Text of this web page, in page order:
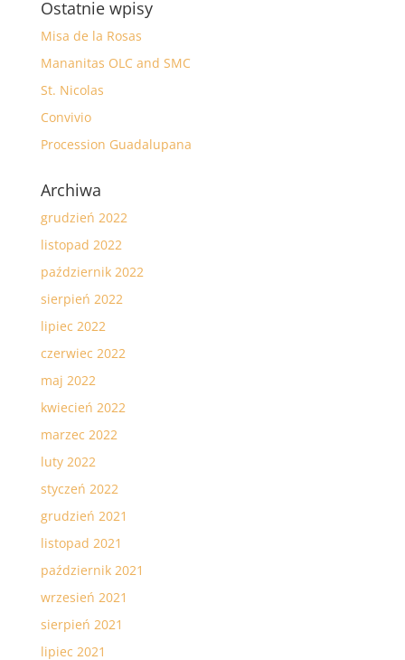
Ostatnie wpisy
Misa de la Rosas
Mananitas OLC and SMC
St. Nicolas
Convivio
Procession Guadalupana
Archiwa
grudzień 2022
listopad 2022
październik 2022
sierpień 2022
lipiec 2022
czerwiec 2022
maj 2022
kwiecień 2022
marzec 2022
luty 2022
styczeń 2022
grudzień 2021
listopad 2021
październik 2021
wrzesień 2021
sierpień 2021
lipiec 2021